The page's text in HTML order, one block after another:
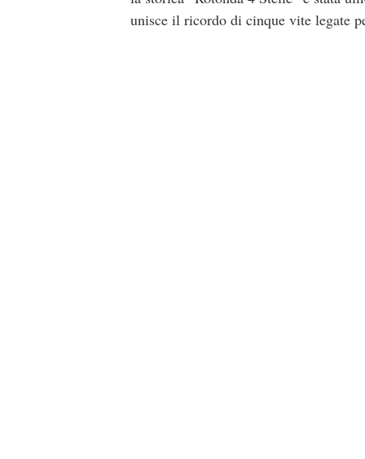
unisce il ricordo di cinque vite legate